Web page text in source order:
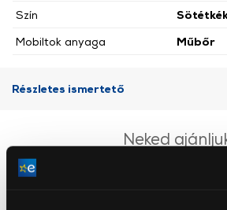
Szín
Mobiltok anyaga
Műbőr
Részletes ismertető
Neked